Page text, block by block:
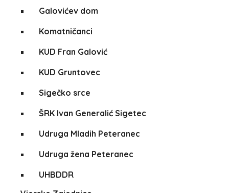
Galovićev dom
Komatničanci
KUD Fran Galović
KUD Gruntovec
Sigečko srce
ŠRK Ivan Generalić Sigetec
Udruga Mladih Peteranec
Udruga žena Peteranec
UHBDDR